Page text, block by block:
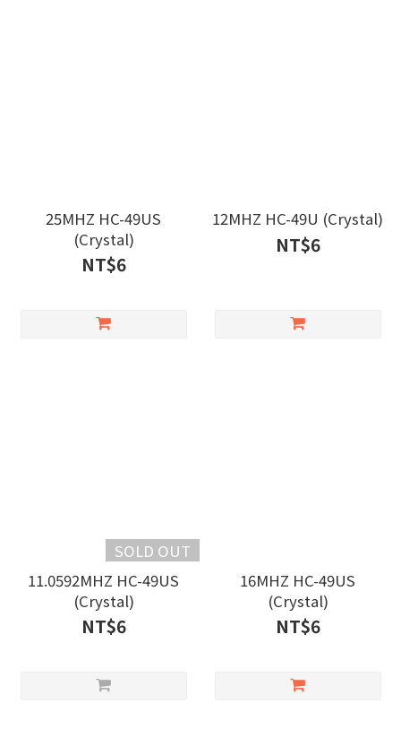
25MHZ HC-49US
(Crystal)
NT$6
12MHZ HC-49U (Crystal)
NT$6
SOLD OUT
11.0592MHZ HC-49US
(Crystal)
NT$6
16MHZ HC-49US
(Crystal)
NT$6